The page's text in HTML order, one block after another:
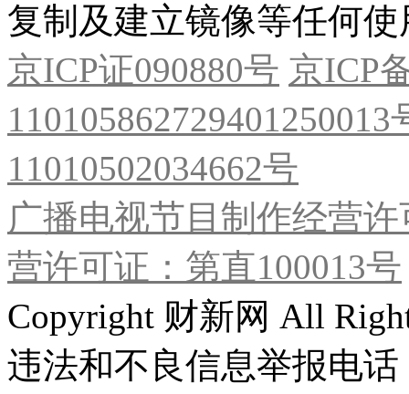
复制及建立镜像等任何使
京ICP证090880号 京ICP
11010502034662号
广播电视节目制作经营
营许可证：第直100013号
Copyright 财新网 All
违法和不良信息举报电